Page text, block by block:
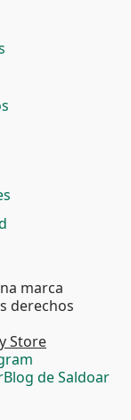
Blog de Saldoar
marca
derechos